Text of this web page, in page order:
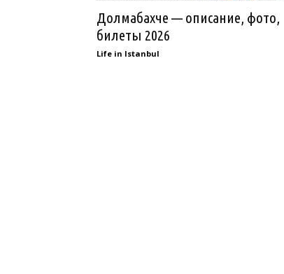
Долмабахче — описание, фото,
билеты 2026
Life in Istanbul